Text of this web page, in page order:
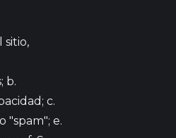
sitio,
b.
c.
"spam"; e.